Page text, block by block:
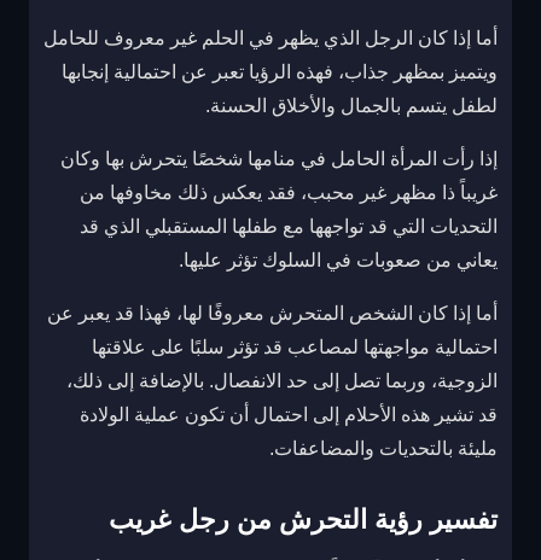
أما إذا كان الرجل الذي يظهر في الحلم غير معروف للحامل
ويتميز بمظهر جذاب، فهذه الرؤيا تعبر عن احتمالية إنجابها
لطفل يتسم بالجمال والأخلاق الحسنة.
إذا رأت المرأة الحامل في منامها شخصًا يتحرش بها وكان
غريباً ذا مظهر غير محبب، فقد يعكس ذلك مخاوفها من
التحديات التي قد تواجهها مع طفلها المستقبلي الذي قد
يعاني من صعوبات في السلوك تؤثر عليها.
أما إذا كان الشخص المتحرش معروفًا لها، فهذا قد يعبر عن
احتمالية مواجهتها لمصاعب قد تؤثر سلبًا على علاقتها
الزوجية، وربما تصل إلى حد الانفصال. بالإضافة إلى ذلك،
قد تشير هذه الأحلام إلى احتمال أن تكون عملية الولادة
مليئة بالتحديات والمضاعفات.
تفسير رؤية التحرش من رجل غريب